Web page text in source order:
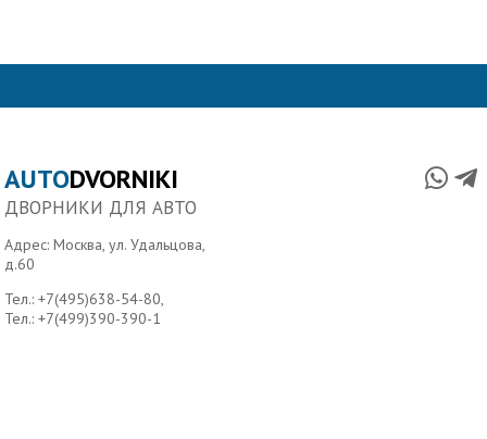
AUTODVORNIKI
ДВОРНИКИ ДЛЯ АВТО
Адрес: Москва, ул. Удальцова,
д.60
Тел.:+7(495)638-54-80,
Тел.:+7(499)390-390-1